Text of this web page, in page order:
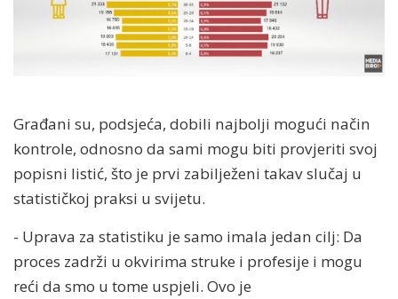
Građani su, podsjeća, dobili najbolji mogući način
kontrole, odnosno da sami mogu biti provjeriti svoj
popisni listić, što je prvi zabilježeni takav slučaj u
statističkoj praksi u svijetu.
- Uprava za statistiku je samo imala jedan cilj: Da
proces zadrži u okvirima struke i profesije i mogu
reći da smo u tome uspjeli. Ovo je